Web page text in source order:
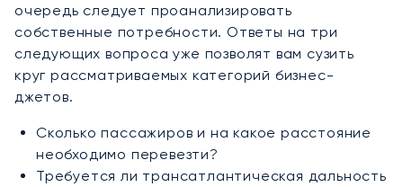
очередь следует проанализировать
собственные потребности. Ответы на три
следующих вопроса уже позволят вам сузить
круг рассматриваемых категорий бизнес-
джетов.
Сколько пассажиров и на какое расстояние
необходимо перевезти?
Требуется ли трансатлантическая дальность